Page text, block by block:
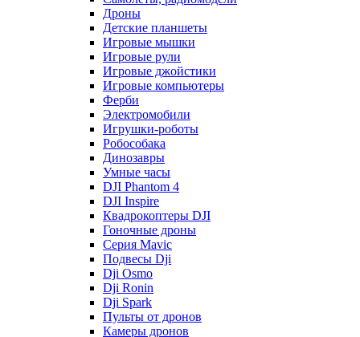
Дроны
Детские планшеты
Игровые мышки
Игровые рули
Игровые джойстики
Игровые компьютеры
Ферби
Электромобили
Игрушки-роботы
Робособака
Динозавры
Умные часы
DJI Phantom 4
DJI Inspire
Квадрокоптеры DJI
Гоночные дроны
Серия Mavic
Подвесы Dji
Dji Osmo
Dji Ronin
Dji Spark
Пульты от дронов
Камеры дронов